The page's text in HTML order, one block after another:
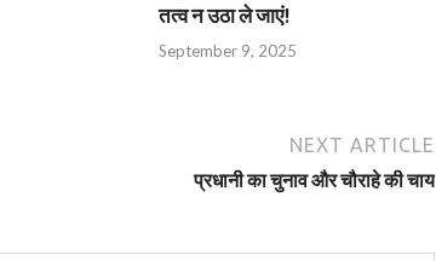
तत्व न उठा ले जाएं!
September 9, 2025
NEXT ARTICLE
प्रधानी का चुनाव और चौराहे की चाय